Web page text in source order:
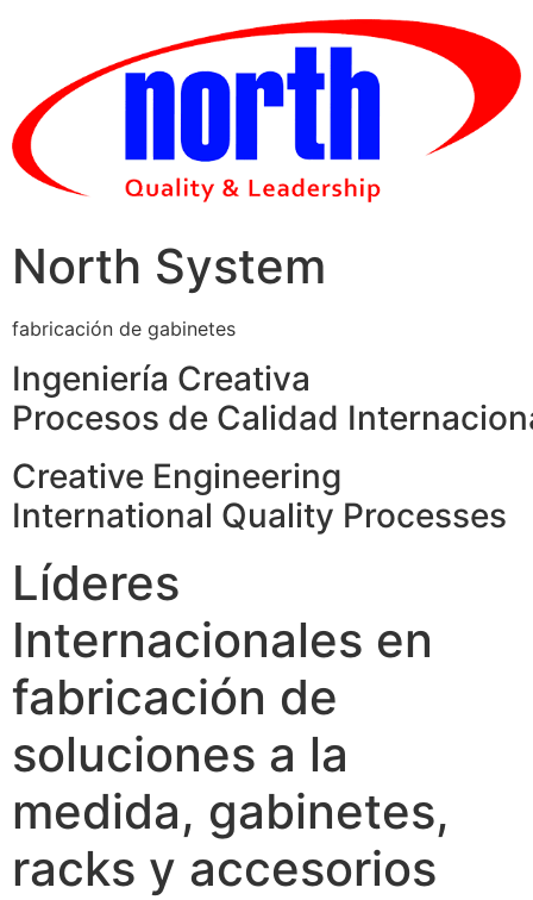
North System
fabricación de gabinetes
Ingeniería Creativa
Procesos de Calidad
Creative Engineering
International Quality Processes
Líderes
Internacionales en
fabricación de
soluciones a la
medida, gabinetes,
racks y accesorios